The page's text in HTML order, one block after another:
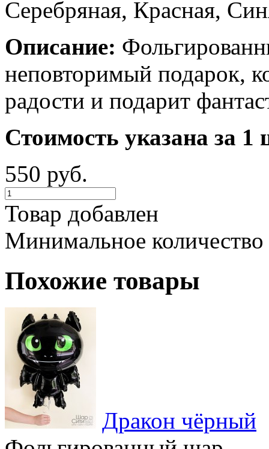
Серебряная, Красная,
Описание:
неповторимый подарок,
радости и подарит
Стоимость указана за 1
550 руб.
Товар добавлен
Минимальное
Похожие товары
Дракон чёрный